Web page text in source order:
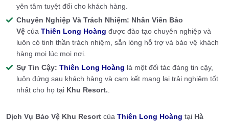
yên tâm tuyệt đối cho khách hàng.
Chuyên Nghiệp Và Trách Nhiệm: Nhân Viên Bảo
Vệ của Thiên Long Hoàng được đào tạo chuyên nghiệp và
luôn có tinh thần trách nhiệm, sẵn lòng hỗ trợ và bảo vệ khách
hàng mọi lúc mọi nơi.
Sự Tin Cậy: Thiên Long Hoàng là một đối tác đáng tin cậy,
luôn đứng sau khách hàng và cam kết mang lại trải nghiệm tốt
nhất cho họ tại Khu Resort.
Dịch Vụ Bảo Vệ Khu Resort của Thiên Long Hoàng tại Hà